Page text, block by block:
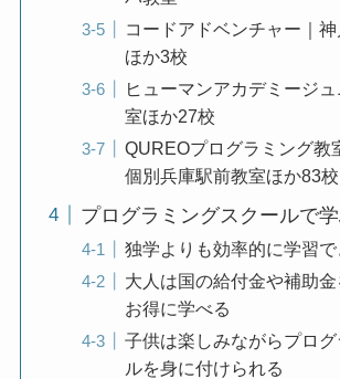
コードアドベンチャー｜
ほか3校
ヒューマンアカデミージ
室ほか27校
QUREOプログラミング教
個別兵庫駅前教室ほか83校
プログラミングスクールで
独学よりも効率的に学習で
大人は国の給付金や補助
お得に学べる
子供は楽しみながらプロ
ルを身に付けられる